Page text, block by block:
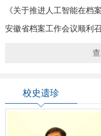
推进人工智能…
《关于推进人工智能在档
安徽省档案工作会议顺利
校史遗珍